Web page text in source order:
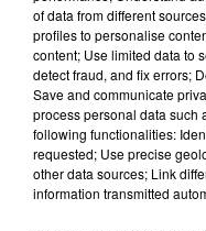
des victimes
La clôture de cette
déroulera à partir de
Christophe Antoni,
Meurthe-et-Moselle
routière dans le
Une mobilisation
of data from different
profiles to personalise
content; Use limited data to
detect fraud, and fix errors;
Save and communicate
process personal data such
following functionalities:
requested; Use precise
other data sources; Link
information transmitted